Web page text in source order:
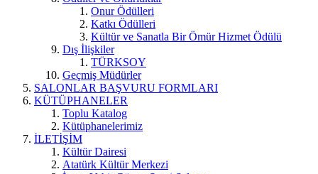
Onur Ödülleri
Katkı Ödülleri
Kültür ve Sanatla Bir Ömür Hizmet Ödülü
Dış İlişkiler
TÜRKSOY
Geçmiş Müdürler
SALONLAR BAŞVURU FORMLARI
KÜTÜPHANELER
Toplu Katalog
Kütüphanelerimiz
İLETİŞİM
Kültür Dairesi
Atatürk Kültür Merkezi